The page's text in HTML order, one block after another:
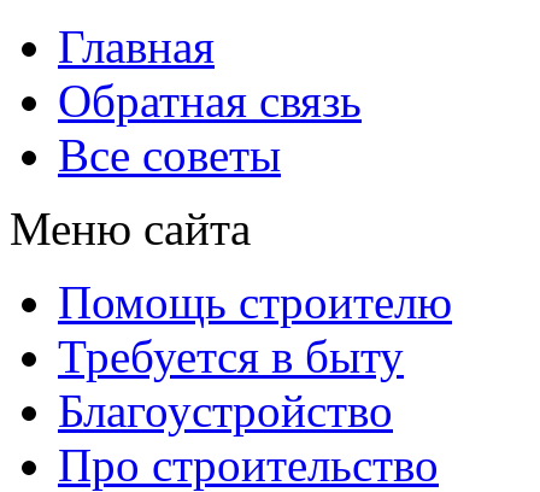
Главная
Обратная связь
Все советы
Меню сайта
Помощь строителю
Требуется в быту
Благоустройство
Про строительство